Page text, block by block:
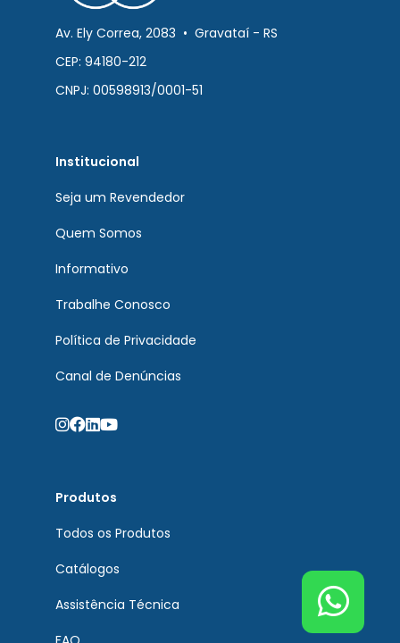
Av. Ely Correa, 2083 • Gravataí - RS
CEP: 94180-212
CNPJ: 00598913/0001-51
Institucional
Seja um Revendedor
Quem Somos
Informativo
Trabalhe Conosco
Política de Privacidade
Canal de Denúncias
Produtos
Todos os Produtos
Catálogos
Assistência Técnica